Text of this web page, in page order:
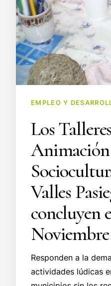
EMPLEO Y
Los
Animación
Valles
concluyen
Noviembre
Responden a la
actividades lúdicas